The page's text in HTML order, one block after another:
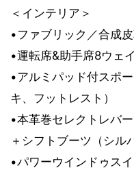
＜インテリア＞
•ファブリック／合成
•運転席&助手席8ウェ
•アルミパッド付スポ
キ、フットレスト）
•本革巻セレクトレバ
＋シフトブーツ（シル
•パワーウインドゥス